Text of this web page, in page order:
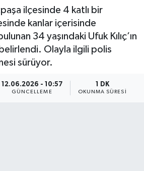
ilçesinde 4 katlı bir
kanlar içerisinde
34 yaşındaki Ufuk Kılıç’ın
Olayla ilgili polis
sürüyor.
12.06.2026 - 10:57
GÜNCELLEME
1 DK
OKUNMA SÜRESI